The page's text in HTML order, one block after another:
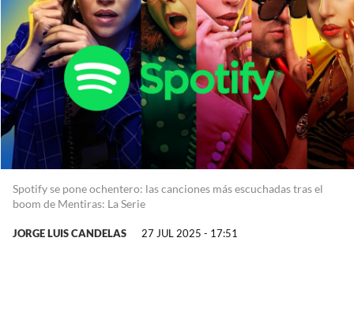
Spotify se pone ochentero: las canciones más escuchadas tras el
boom de Mentiras: La Serie
JORGE LUIS CANDELAS 27 JUL 2025 - 17:51